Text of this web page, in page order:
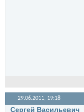
29.06.2011, 19:18
Сергей Васильевич